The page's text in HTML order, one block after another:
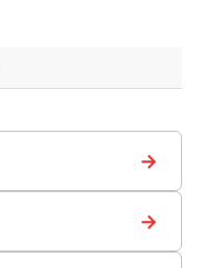
→
→